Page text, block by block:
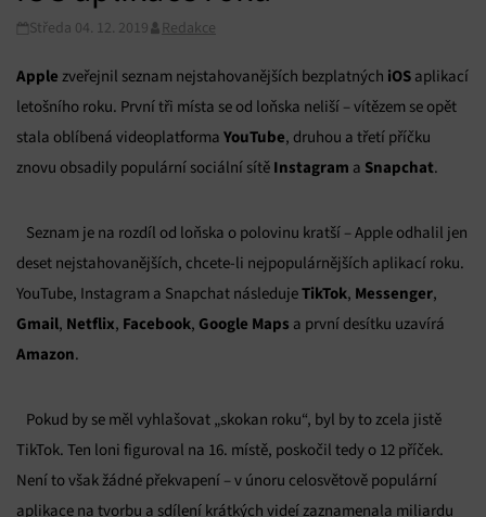
Středa 04. 12. 2019 Redakce
Apple zveřejnil seznam nejstahovanějších bezplatných iOS aplikací
letošního roku. První tři místa se od loňska neliší – vítězem se opět
stala oblíbená videoplatforma YouTube, druhou a třetí příčku
znovu obsadily populární sociální sítě Instagram a Snapchat.
Seznam je na rozdíl od loňska o polovinu kratší – Apple odhalil jen
deset nejstahovanějších, chcete-li nejpopulárnějších aplikací roku.
YouTube, Instagram a Snapchat následujeTikTok, Messenger,
Gmail, Netflix, Facebook, Google Maps a první desítku uzavírá
Amazon.
Pokud by se měl vyhlašovat „skokan roku“, byl by to zcela jistě
TikTok. Ten loni figuroval na 16. místě, poskočil tedy o 12 příček.
Není to však žádné překvapení – v únoru celosvětově populární
aplikace na tvorbu a sdílení krátkých videí zaznamenala miliardu